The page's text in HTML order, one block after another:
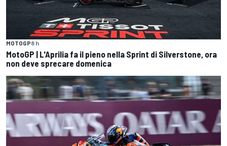
MOTOGP8 h
MotoGP | L'Aprilia fa il pieno nella Sprint di Silverstone, ora
non deve sprecare domenica